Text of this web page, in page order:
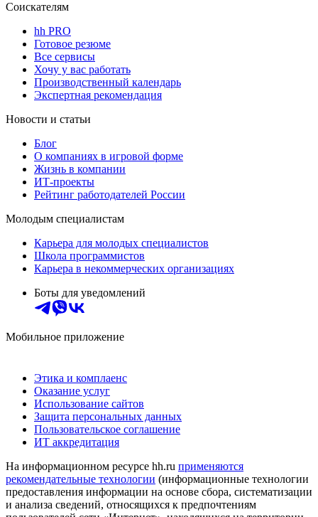
Соискателям
hh PRO
Готовое резюме
Все сервисы
Хочу у вас работать
Производственный календарь
Экспертная рекомендация
Новости и статьи
Блог
О компаниях в игровой форме
Жизнь в компании
ИТ-проекты
Рейтинг работодателей России
Молодым специалистам
Карьера для молодых специалистов
Школа программистов
Карьера в некоммерческих организациях
Боты для уведомлений
Мобильное приложение
Этика и комплаенс
Оказание услуг
Использование сайтов
Защита персональных данных
Пользовательское соглашение
ИТ аккредитация
На информационном ресурсе hh.ru применяются
рекомендательные технологии (информационные технологии
предоставления информации на основе сбора, систематизации
и анализа сведений, относящихся к предпочтениям